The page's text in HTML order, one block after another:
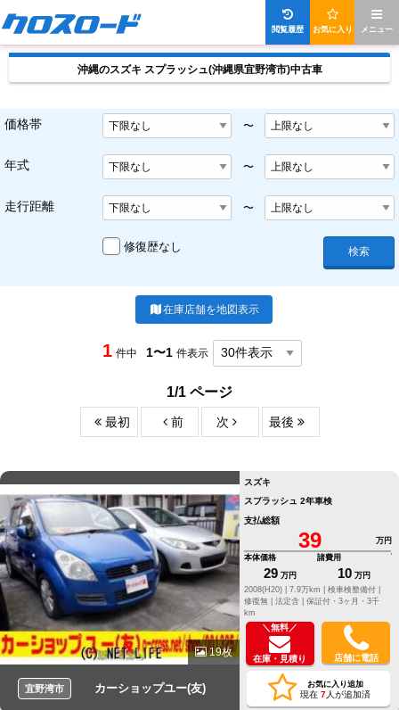
メニュー
お気に入り
閲覧履歴
沖縄のスズキ スプラッシュ(沖縄県宜野湾市)中古車
価格帯 〜
年式 〜
走行距離 〜
修復歴なし 検索
在庫店舗を地図表示
1 件中 1〜1 件表示
1/1 ページ
最初 前 次 最後
19枚
宜野湾市 カーショップユー(友)
スズキ
スプラッシュ 2年車検
支払総額
39
万円
本体価格
29 万円
諸費用
10 万円
2008(H20) |
7.9万km |
検車検整備付 |
修復無 | 法定含 | 保証付・3ヶ月・3千
km
＼無料／
在庫・見積り 店舗に電話
お気に入り追加
現在 7人が追加済